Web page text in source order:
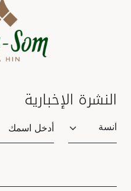
النشرة الإخبارية
Salutation